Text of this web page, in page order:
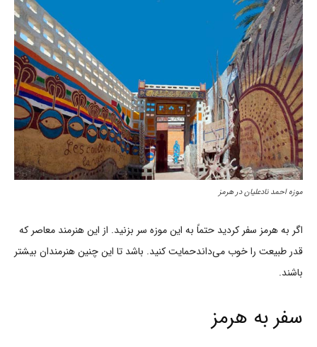
موزه احمد نادعلیان در هرمز
اگر به هرمز سفر کردید حتماً به این موزه سر بزنید. از این هنرمند معاصر که
قدر طبیعت را خوب می‌داندحمایت کنید. باشد تا این چنین هنرمندان بیشتر
باشند.
سفر به هرمز